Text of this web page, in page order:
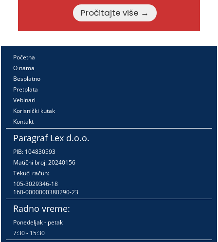
Pročitajte više →
Početna
O nama
Besplatno
Pretplata
Vebinari
Korisnički kutak
Kontakt
Paragraf Lex d.o.o.
PIB: 104830593
Matični broj: 20240156
Tekući račun:
105-3029346-18
160-0000000380290-23
Radno vreme:
Ponedeljak - petak
7:30 - 15:30